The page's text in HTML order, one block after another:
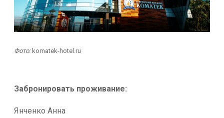
Фото: komatek-hotel.ru
Забронировать проживание:
Янченко Анна